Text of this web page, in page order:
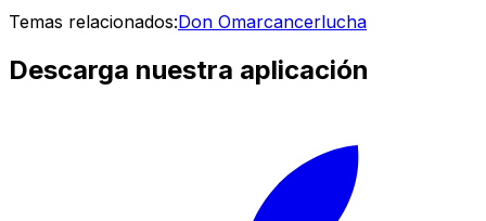
Temas relacionados:Don Omarcancerlucha
Descarga nuestra aplicación